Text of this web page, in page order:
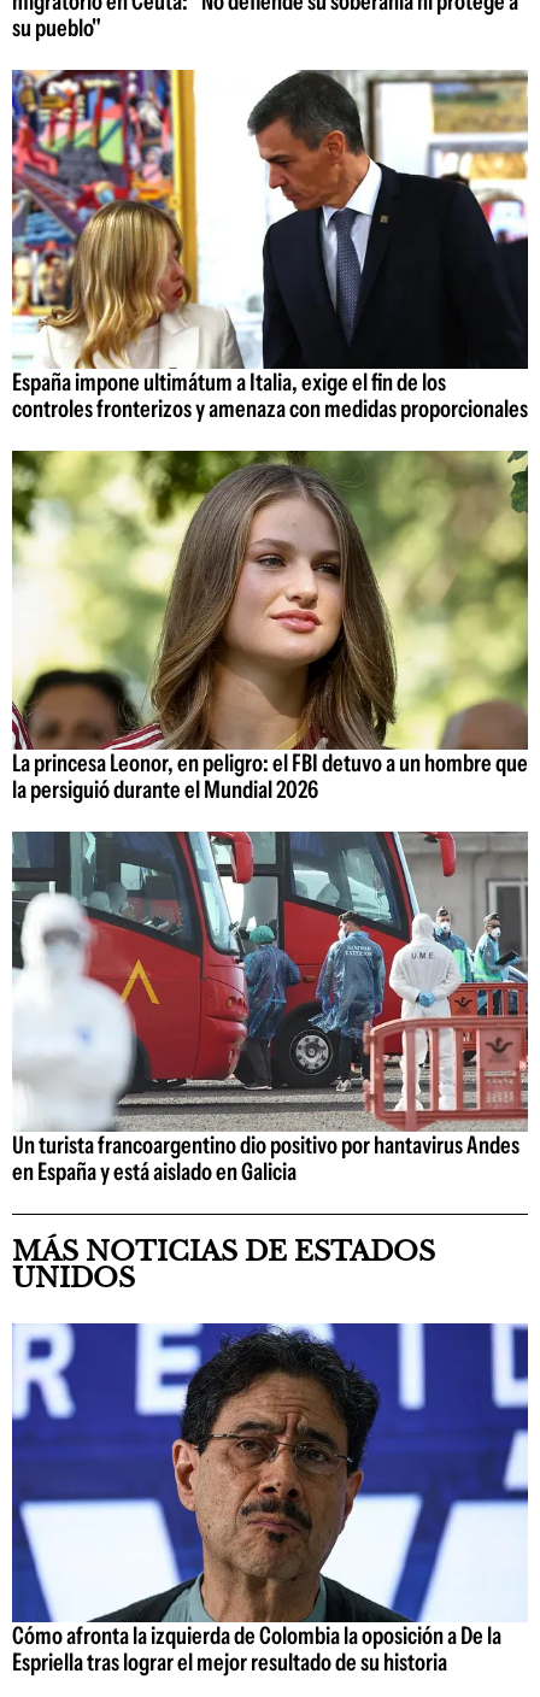
su pueblo"
España impone ultimátum a Italia, exige el fin de los
controles fronterizos y amenaza con medidas proporcionales
La princesa Leonor, en peligro: el FBI detuvo a un hombre que
la persiguió durante el Mundial 2026
Un turista francoargentino dio positivo por hantavirus Andes
en España y está aislado en Galicia
MÁS NOTICIAS DE ESTADOS
UNIDOS
Cómo afronta la izquierda de Colombia la oposición a De la
Espriella tras lograr el mejor resultado de su historia